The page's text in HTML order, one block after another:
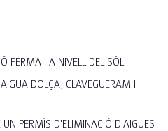
FERMA I A NIVELL DEL SÒL
DOLÇA, CLAVEGUERAM I
UN PERMÍS D'ELIMINACIÓ D'AIGÜES